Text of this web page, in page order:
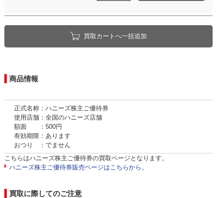
買取カートへ一括追加
商品情報
正式名称：ハニーズ株主ご優待券
使用店舗：全国のハニーズ店舗
額面 ：500円
有効期限：あります
おつり ：でません
こちらはハニーズ株主ご優待券の買取ページとなります。
ハニーズ株主ご優待券販売ページはこちらから。
買取に際してのご注意